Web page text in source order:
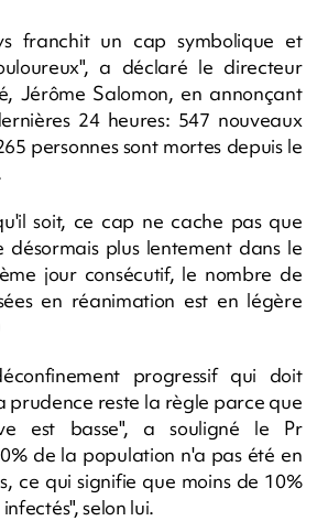
franchit un cap symbolique et
a déclaré le directeur
Jérôme Salomon, en annonçant
24 heures: 547 nouveaux
personnes sont mortes depuis le
soit, ce cap ne cache pas que
désormais plus lentement dans le
jour consécutif, le nombre de
en réanimation est en légère
progressif qui doit
prudence reste la règle parce que
est basse", a souligné le Pr
de la population n'a pas été en
ce qui signifie que moins de 10%
selon lui.